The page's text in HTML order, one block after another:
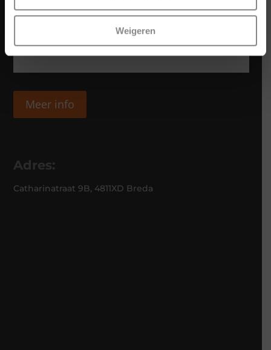
Weigeren
Meer info
Adres:
Catharinatraat 9B, 4811XD Breda